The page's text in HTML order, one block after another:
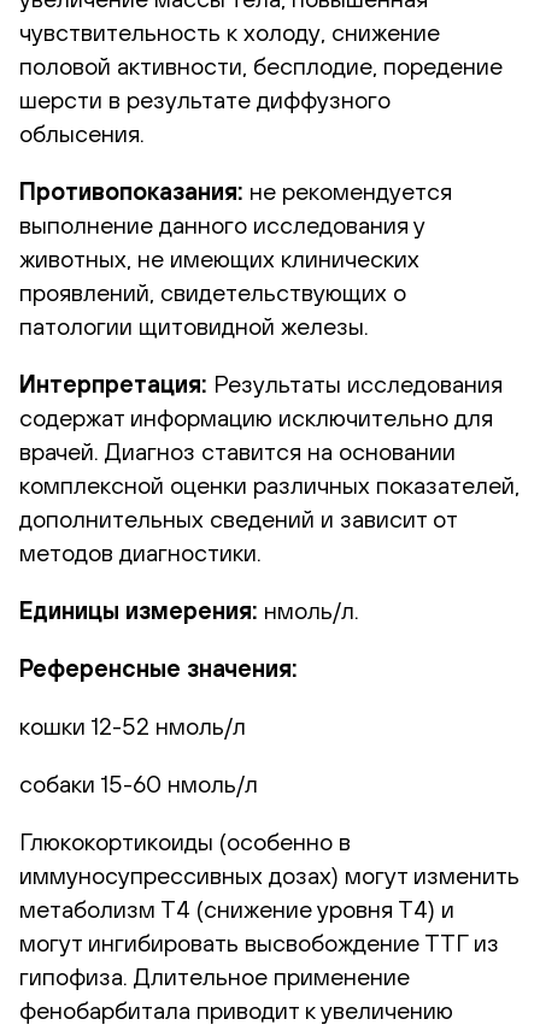
чувствительность к холоду, снижение
половой активности, бесплодие, поредение
шерсти в результате диффузного
облысения.
Противопоказания: не рекомендуется
выполнение данного исследования у
животных, не имеющих клинических
проявлений, свидетельствующих о
патологии щитовидной железы.
Интерпретация: Результаты исследования
содержат информацию исключительно для
врачей. Диагноз ставится на основании
комплексной оценки различных показателей,
дополнительных сведений и зависит от
методов диагностики.
Единицы измерения: нмоль/л.
Референсные значения:
кошки 12-52 нмоль/л
собаки 15-60 нмоль/л
Глюкокортикоиды (особенно в
иммуносупрессивных дозах) могут изменить
метаболизм Т4 (снижение уровня Т4) и
могут ингибировать высвобождение ТТГ из
гипофиза. Длительное применение
фенобарбитала приводит к увеличению